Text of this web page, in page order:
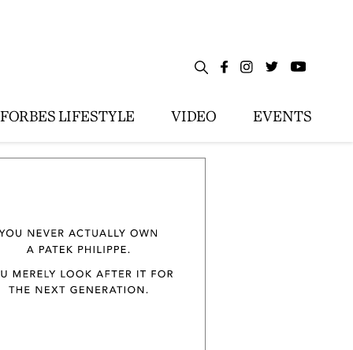
FORBES LIFESTYLE VIDEO EVENTS